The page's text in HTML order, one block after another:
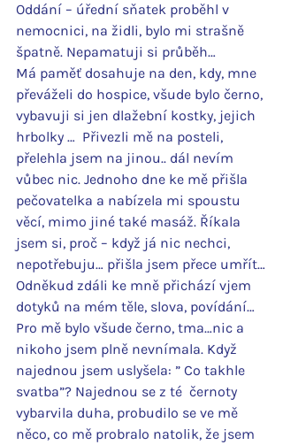
Oddání – úřední sňatek proběhl v
nemocnici, na židli, bylo mi strašně
špatně. Nepamatuji si průběh…
Má paměť dosahuje na den, kdy, mne
převáželi do hospice, všude bylo černo,
vybavuji si jen dlažební kostky, jejich
hrbolky …  Přivezli mě na posteli,
přelehla jsem na jinou.. dál nevím
vůbec nic. Jednoho dne ke mě přišla
pečovatelka a nabízela mi spoustu
věcí, mimo jiné také masáž. Říkala
jsem si, proč – když já nic nechci,
nepotřebuju… přišla jsem přece umřít…
Odněkud zdáli ke mně přichází vjem
dotyků na mém těle, slova, povídání…
Pro mě bylo všude černo, tma…nic a
nikoho jsem plně nevnímala. Když
najednou jsem uslyšela: ” Co takhle
svatba”? Najednou se z té  černoty
vybarvila duha, probudilo se ve mě
něco, co mě probralo natolik, že jsem